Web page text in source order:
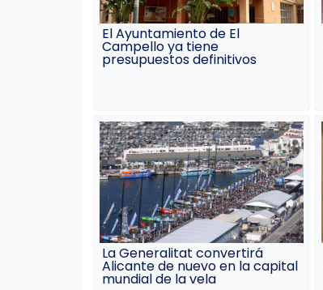
El Ayuntamiento de El
Campello ya tiene
presupuestos definitivos
La Generalitat convertirá
Alicante de nuevo en la capital
mundial de la vela